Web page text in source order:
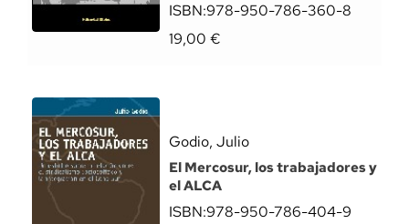
ISBN:978-950-786-360-8
19,00 €
Godio, Julio
El Mercosur, los trabajadores y
el ALCA
ISBN:978-950-786-404-9